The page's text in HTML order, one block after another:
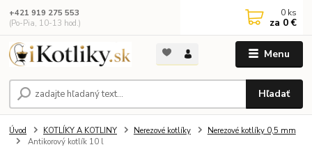
Menu
Hľadať
+421 919 275 553
(Po-Pia, 10-13 hod.)
0 ks
za 0 €
Úvod KOTLÍKY A KOTLINY Nerezové kotlíky
Nerezové kotlíky 0,5 mm
Antikorový kotlík 10 l